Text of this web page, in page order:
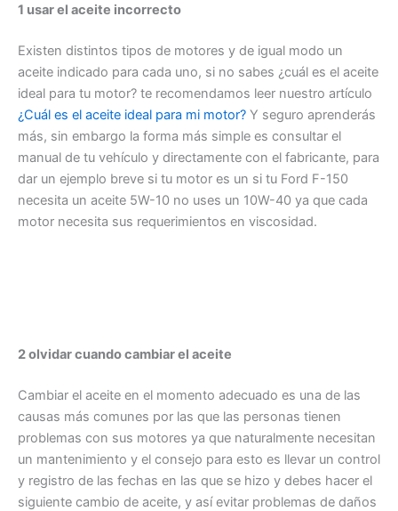
1 usar el aceite incorrecto
Existen distintos tipos de motores y de igual modo un
aceite indicado para cada uno, si no sabes ¿cuál es el aceite
ideal para tu motor? te recomendamos leer nuestro artículo
¿Cuál es el aceite ideal para mi motor? Y seguro aprenderás
más, sin embargo la forma más simple es consultar el
manual de tu vehículo y directamente con el fabricante, para
dar un ejemplo breve si tu motor es un si tu Ford F-150
necesita un aceite 5W-10 no uses un 10W-40 ya que cada
motor necesita sus requerimientos en viscosidad.
2 olvidar cuando cambiar el aceite
Cambiar el aceite en el momento adecuado es una de las
causas más comunes por las que las personas tienen
problemas con sus motores ya que naturalmente necesitan
un mantenimiento y el consejo para esto es llevar un control
y registro de las fechas en las que se hizo y debes hacer el
siguiente cambio de aceite, y así evitar problemas de daños